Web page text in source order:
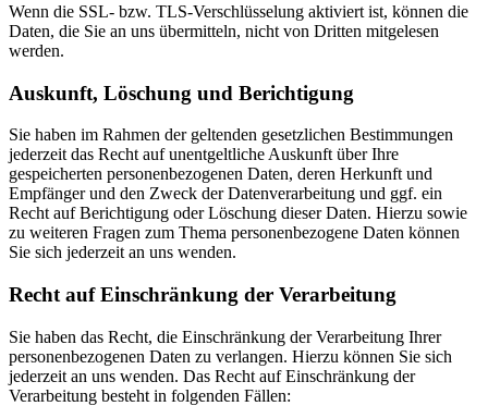
Wenn die SSL- bzw. TLS-Verschlüsselung aktiviert ist, können die
Daten, die Sie an uns übermitteln, nicht von Dritten mitgelesen
werden.
Auskunft, Löschung und Berichtigung
Sie haben im Rahmen der geltenden gesetzlichen Bestimmungen
jederzeit das Recht auf unentgeltliche Auskunft über Ihre
gespeicherten personenbezogenen Daten, deren Herkunft und
Empfänger und den Zweck der Datenverarbeitung und ggf. ein
Recht auf Berichtigung oder Löschung dieser Daten. Hierzu sowie
zu weiteren Fragen zum Thema personenbezogene Daten können
Sie sich jederzeit an uns wenden.
Recht auf Einschränkung der Verarbeitung
Sie haben das Recht, die Einschränkung der Verarbeitung Ihrer
personenbezogenen Daten zu verlangen. Hierzu können Sie sich
jederzeit an uns wenden. Das Recht auf Einschränkung der
Verarbeitung besteht in folgenden Fällen: